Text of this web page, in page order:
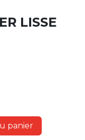
LISSE
panier